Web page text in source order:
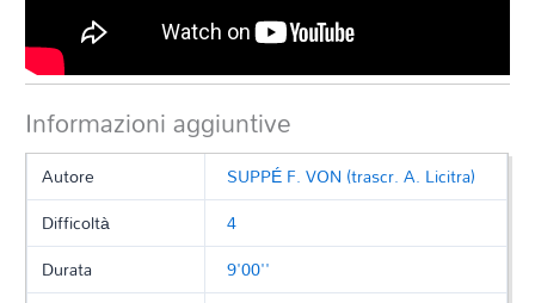
Informazioni aggiuntive
Autore
SUPPÉ F. VON (trascr. A. Licitra)
Difficoltà
4
Durata
9'00''